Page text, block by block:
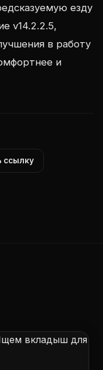
езду
v14.2.2.5,
в работу
и
ссылку